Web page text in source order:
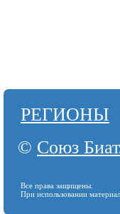
РЕГИОНЫ
© Союз
Все права защищены.
При использовании